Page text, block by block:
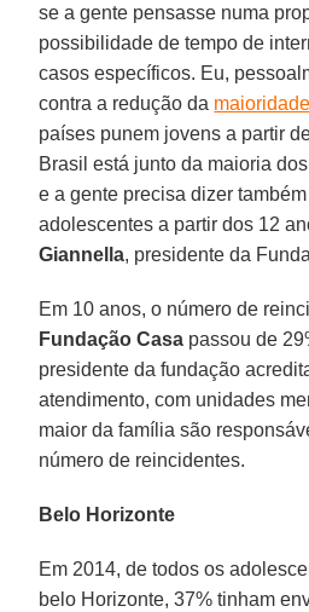
se a gente pensasse numa
possibilidade de tempo de
casos específicos. Eu,
contra a redução da
países punem jovens a partir
Brasil está junto da maioria
e a gente precisa dizer
adolescentes a partir dos 12
Giannella, presidente da
Em 10 anos, o número de
Fundação Casa passou de
presidente da fundação
atendimento, com unidades
maior da família são
número de reincidentes.
Belo Horizonte
Em 2014, de todos os
belo Horizonte, 37% tinham